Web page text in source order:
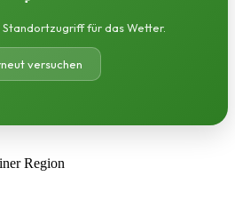
für das Wetter.
versuchen
Region